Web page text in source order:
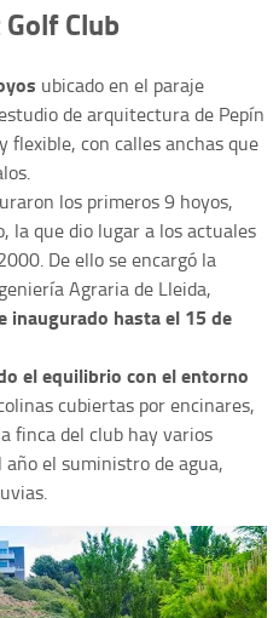
Club
ubicado en el paraje
de arquitectura de Pepín
flexible, con calles anchas que
los primeros 9 hoyos,
la que dio lugar a los actuales
De ello se encargó la
Agraria de Lleida,
inaugurado hasta el 15 de
el equilibrio con el entorno
cubiertas por encinares,
finca del club hay varios
el suministro de agua,